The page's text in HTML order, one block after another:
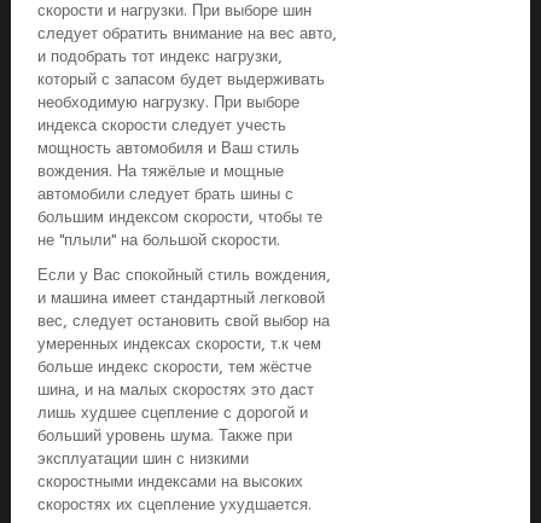
скорости и нагрузки. При выборе шин
следует обратить внимание на вес авто,
и подобрать тот индекс нагрузки,
который с запасом будет выдерживать
необходимую нагрузку. При выборе
индекса скорости следует учесть
мощность автомобиля и Ваш стиль
вождения. На тяжёлые и мощные
автомобили следует брать шины с
большим индексом скорости, чтобы те
не "плыли" на большой скорости.
Если у Вас спокойный стиль вождения,
и машина имеет стандартный легковой
вес, следует остановить свой выбор на
умеренных индексах скорости, т.к чем
больше индекс скорости, тем жёстче
шина, и на малых скоростях это даст
лишь худшее сцепление с дорогой и
больший уровень шума. Также при
эксплуатации шин с низкими
скоростными индексами на высоких
скоростях их сцепление ухудшается.